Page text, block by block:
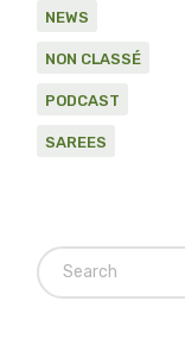
NEWS
NON CLASSÉ
PODCAST
SAREES
Search